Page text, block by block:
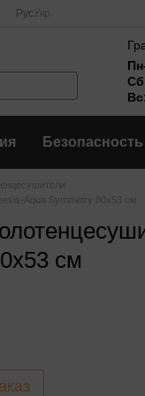
Рус
Безопасность
Aqua Symmetry 80x53 см
см